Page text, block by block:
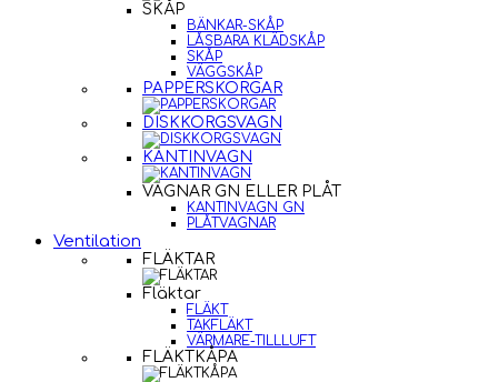
SKÅP
BÄNKAR-SKÅP
LÅSBARA KLÄDSKÅP
SKÅP
VÄGGSKÅP
PAPPERSKORGAR
DISKKORGSVAGN
KANTINVAGN
VAGNAR GN ELLER PLÅT
KANTINVAGN GN
PLÅTVAGNAR
Ventilation
FLÄKTAR
Fläktar
FLÄKT
TAKFLÄKT
VÄRMARE-TILLLUFT
FLÄKTKÅPA